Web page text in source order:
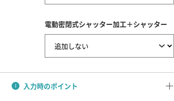
電動密閉式シャッター加工＋シャッター
入力時のポイント